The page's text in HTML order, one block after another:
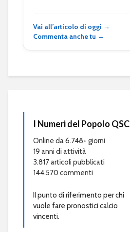
Vai all’articolo di oggi →
Commenta anche tu →
I Numeri del Popolo QSC
Online da 6.748+ giorni
19 anni di attività
3.817 articoli pubblicati
144.570 commenti
Il punto di riferimento per chi
vuole fare pronostici calcio
vincenti.